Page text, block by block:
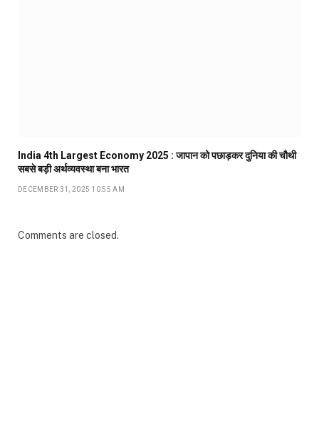
India 4th Largest Economy 2025 : जापान को पछाड़कर दुनिया की चौथी
सबसे बड़ी अर्थव्यवस्था बना भारत
DECEMBER 31, 2025 10:55 AM
Comments are closed.